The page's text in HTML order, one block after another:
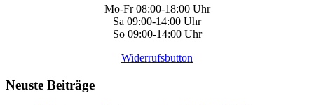
Mo-Fr 08:00-18:00 Uhr
Sa 09:00-14:00 Uhr
So 09:00-14:00 Uhr
Widerrufsbutton
Neuste Beiträge